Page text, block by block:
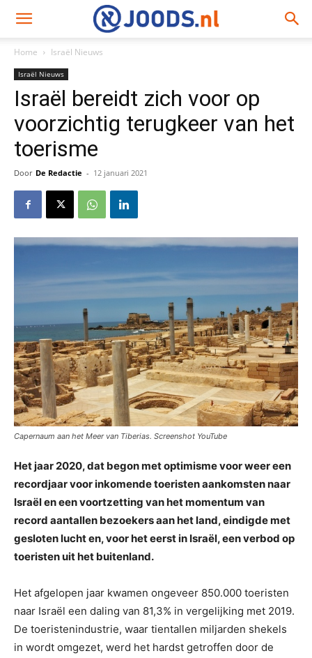
Home Israël Nieuws
Israël Nieuws
Israël bereidt zich voor op
voorzichtig terugkeer van het
toerisme
Door De Redactie - 12 januari 2021
Capernaum aan het Meer van Tiberias. Screenshot YouTube
Het jaar 2020, dat begon met optimisme voor weer een
recordjaar voor inkomende toeristen aankomsten naar
Israël en een voortzetting van het momentum van
record aantallen bezoekers aan het land, eindigde met
gesloten lucht en, voor het eerst in Israël, een verbod op
toeristen uit het buitenland.
Het afgelopen jaar kwamen ongeveer 850.000 toeristen
naar Israël een daling van 81,3% in vergelijking met 2019.
De toeristenindustrie, waar tientallen miljarden shekels
in wordt omgezet, werd het hardst getroffen door de